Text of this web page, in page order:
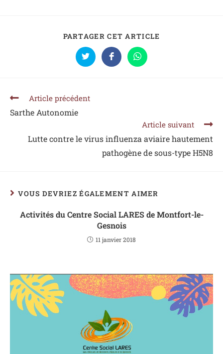
PARTAGER CET ARTICLE
Article précédent
Sarthe Autonomie
Article suivant
Lutte contre le virus influenza aviaire hautement
pathogène de sous-type H5N8
VOUS DEVRIEZ ÉGALEMENT AIMER
Activités du Centre Social LARES de Montfort-le-
Gesnois
11 janvier 2018